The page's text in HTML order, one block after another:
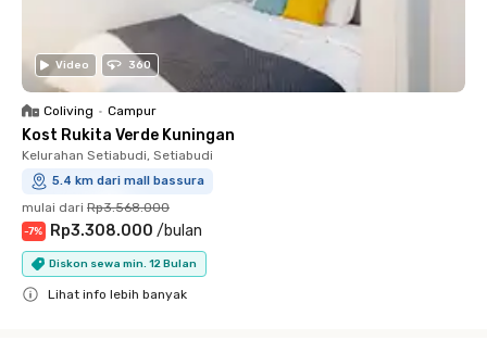
Video 360
Coliving • Campur
Kost Rukita Verde Kuningan
Kelurahan Setiabudi, Setiabudi
5.4 km dari mall bassura
mulai dari Rp3.568.000
-7% Rp3.308.000 /bulan
Diskon sewa min. 12 Bulan
Lihat info lebih banyak